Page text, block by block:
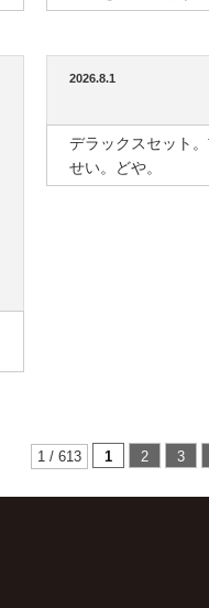
2026.8.1
デラックスセット
せい。どや。
1 / 613 1 2 3